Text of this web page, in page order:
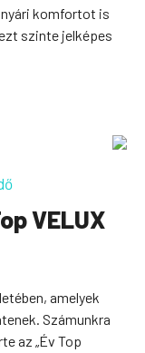
nyári komfortot is
szinte jelképes
VELUX
amelyek
Számunkra
az „Év Top